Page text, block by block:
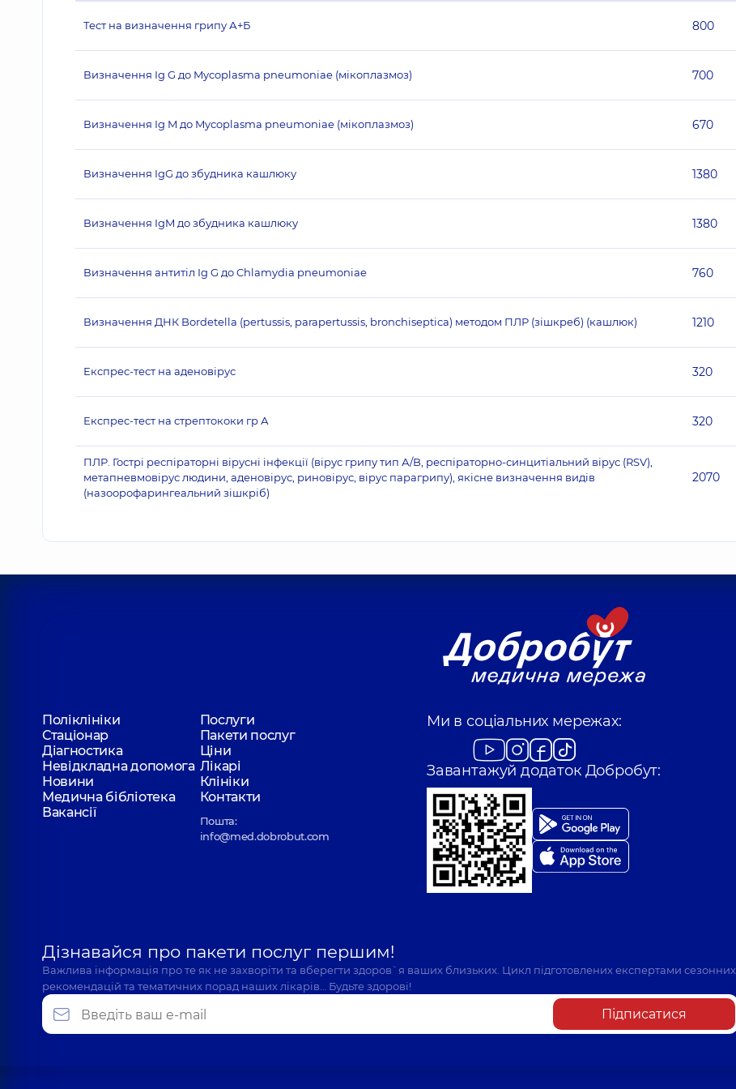
Тест на визначення грипу А+Б 800
Визначення Ig G до Mycoplasma pneumoniae (мікоплазмоз) 700
Визначення Ig M до Mycoplasma pneumoniae (мікоплазмоз) 670
Визначення IgG до збудника кашлюку 1380
Визначення IgM до збудника кашлюку 1380
Визначення антитіл Ig G до Chlamydia pneumoniae 760
Визначення ДНК Bordetella (pertussis, parapertussis, bronchiseptica) методом ПЛР (зішкреб) (кашлюк) 1210
Експрес-тест на аденовірус 320
Експрес-тест на стрептококи гр А 320
ПЛР. Гострі респіраторні вірусні інфекції (вірус грипу тип А/B, респіраторно-синцитіальний вірус (RSV),
метапневмовірус людини, аденовірус, риновірус, вірус парагрипу), якісне визначення видів
(назоорофарингеальний зішкріб)
2070
Поліклініки
Послуги
Стаціонар
Пакети послуг
Діагностика
Ціни
Невідкладна допомога Лікарі
Новини
Клініки
Медична бібліотека
Контакти
Вакансії
Пошта:
info@med.dobrobut.com
Ми в соціальних мережах:
Завантажуй додаток Добробут:
Дізнавайся про пакети послуг першим!
Важлива інформація про те як не захворіти та вберегти здоров`я ваших близьких. Цикл підготовлених експертами сезонних
рекомендацій та тематичних порад наших лікарів… Будьте здорові!
Підписатися